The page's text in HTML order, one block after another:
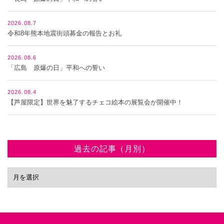
2026.08.7
令和8年熊本地震街頭募金の報告とお礼
2026.08.6
「広島 原爆の日」平和への誓い
2026.08.4
【芦屋限定】世界を魅了するチェコ絵本の展覧会が開催中！
過去の記事（月別）